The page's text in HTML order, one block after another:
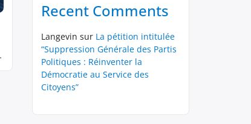
Recent Comments
Langevin sur La pétition intitulée
“Suppression Générale des Partis
Politiques : Réinventer la
Démocratie au Service des
Citoyens”